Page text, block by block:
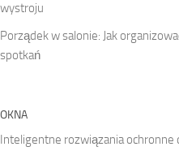
wystroju
Porządek w salonie: Jak
spotkań
OKNA
Inteligentne rozwiązania ochronne